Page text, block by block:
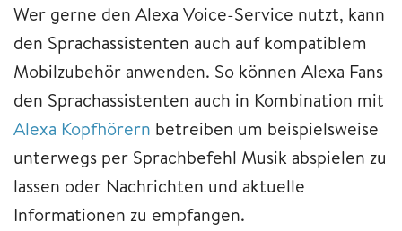
Wer gerne den Alexa Voice-Service nutzt, kann
den Sprachassistenten auch auf kompatiblem
Mobilzubehör anwenden. So können Alexa Fans
den Sprachassistenten auch in Kombination mit
Alexa Kopfhörern betreiben um beispielsweise
unterwegs per Sprachbefehl Musik abspielen zu
lassen oder Nachrichten und aktuelle
Informationen zu empfangen.